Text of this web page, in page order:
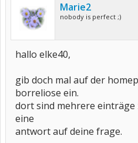
Marie2
nobody is perfect ;)
hallo elke40,
gib doch mal auf der
borreliose ein.
dort sind mehrere einträge
eine
antwort auf deine frage.